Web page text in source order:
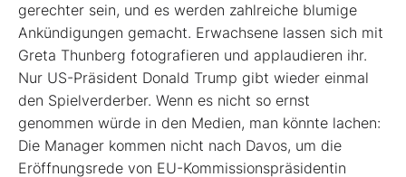
gerechter sein, und es werden zahlreiche blumige
Ankündigungen gemacht. Erwachsene lassen sich mit
Greta Thunberg fotografieren und applaudieren ihr.
Nur US-Präsident Donald Trump gibt wieder einmal
den Spielverderber. Wenn es nicht so ernst
genommen würde in den Medien, man könnte lachen:
Die Manager kommen nicht nach Davos, um die
Eröffnungsrede von EU-Kommissionspräsidentin